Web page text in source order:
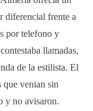
diferencial frente a
por telefono y
llamadas,
de la estilista. El
que venian sin
y no avisaron.